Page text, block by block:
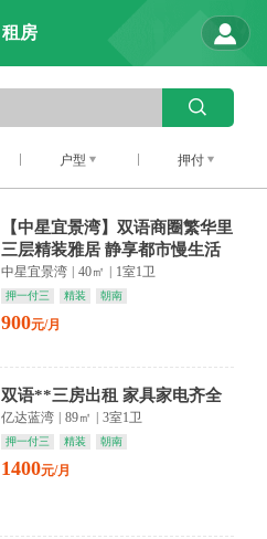
租房
户型 押付
【中星宜景湾】双语商圈繁华里
三层精装雅居 静享都市慢生活
中星宜景湾 40㎡ 1室1卫
押一付三 精装 朝南
900元/月
双语**三房出租 家具家电齐全
亿达蓝湾 89㎡ 3室1卫
押一付三 精装 朝南
1400元/月